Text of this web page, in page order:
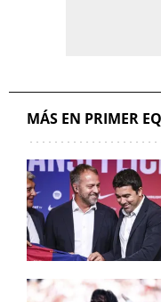
MÁS EN PRIMER